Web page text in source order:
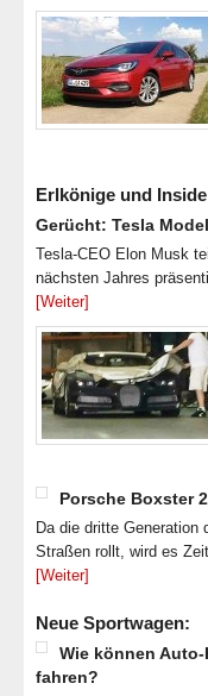
Erlkönige und
Gerücht: Tesla
Tesla-CEO Elon Musk
nächsten Jahres
[Weiter]
Porsche Boxster
Da die dritte
Straßen rollt, wird es
[Weiter]
Neue Sportwagen:
Wie können
fahren?